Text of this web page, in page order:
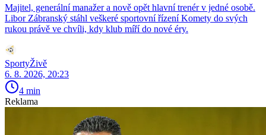
Majitel, generální manažer a nově opět hlavní trenér v jedné osobě.
Libor Zábranský stáhl veškeré sportovní řízení Komety do svých
rukou právě ve chvíli, kdy klub míří do nové éry.
SportyŽivě
6. 8. 2026, 20:23
4 min
Reklama